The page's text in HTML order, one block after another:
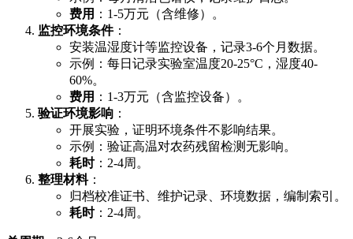
费用 ：1-5万元（含维修）。
监控环境条件：
安装温湿度计等监控设备，记录3-6个月数据。
示例：每日记录实验室温度20-25°C，湿度40-
60%。
费用 ：1-3万元（含监控设备）。
验证环境影响 ：
开展实验，证明环境条件不影响结果。
示例：验证高温对农药残留检测无影响。
耗时：2-4周。
整理材料：
归档校准证书、维护记录、环境数据，编制索引。
耗时：2-4周。